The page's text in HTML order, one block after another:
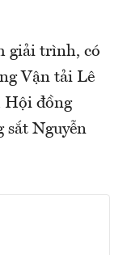
giải trình, có
Vận tải Lê
Hội đồng
sắt Nguyễn